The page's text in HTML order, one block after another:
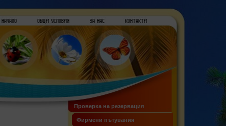
Проверка на резервация
Фирмени пътувания